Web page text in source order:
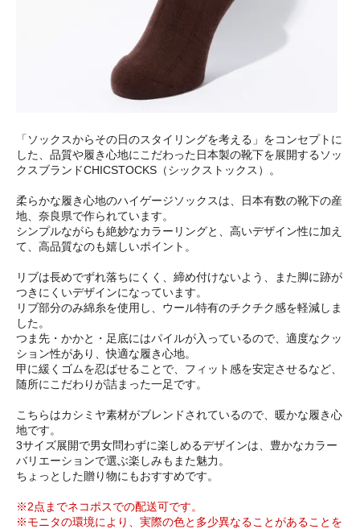
「ソックスからその日のスタイリングを考える」をコンセプトに
した、品質や履き心地にこだわった日本製の靴下を展開するソッ
クスブランドCHICSTOCKS（シックストックス）。
柔らかな履き心地のハイゲージソックスは、日本有数の靴下の産
地、奈良県で作られています。
シンプルながらも絶妙なカラーリングと、高いデザイン性に加え
て、高品質なのも嬉しいポイント。
リブは長めでずれ落ちにくく、締め付けないよう、また脚に跡が
つきにくいデザインになっています。
リブ部分のみ綿糸を使用し、ウール特有のチクチク感を軽減しま
した。
つま先・かかと・足底にはパイルが入っているので、適度なクッ
ション性があり、快適な履き心地。
甲に緩くゴムを忍ばせることで、フィット感を安定させるなど、
随所にこだわりが詰まった一足です。
こちらはカシミヤ素材がブレンドされているので、暖かな履き心
地です。
3サイズ展開で男女問わずに楽しめるデザインは、豊かなカラー
バリエーションで選ぶ楽しみもまた魅力。
ちょっとした贈り物にもおすすめです。
※2点までネコポスでの配送可です。
※モニタの環境により、実際の色と多少異なることがあることを